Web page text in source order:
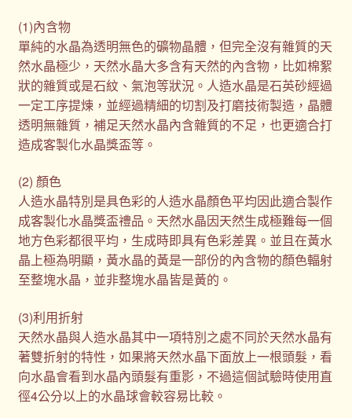
(1)內含物
單純的水晶為透明無色的礦物晶體，但完全沒有雜質的天
然水晶極少，天然水晶大多含有天然的內含物，比如棉絮
狀的雜質或是石紋、氣泡等狀況。人造水晶是石英砂經過
一定工序提煉，並經過精細的切割及打磨技術製造，晶體
透明無雜質，補足天然水晶內含雜質的不足，也更適合打
造成客製化水晶獎盃等。
(2) 顏色
人造水晶特別是具色彩的人造水晶顏色平均因此適合製作
成客製化水晶獎盃禮品。天然水晶因天然生成極難每一個
地方色彩都很平均，生成時即具有色彩差異。並且在黃水
晶上極為明顯，黃水晶的黃是一部份的內含物的顏色輻射
至整塊水晶，並非整塊水晶皆是黃的。
(3)利用折射
天然水晶與人造水晶其中一項特別之處不同於天然水晶有
著雙折射的特性，如果將天然水晶下面放上一根頭髮，看
向水晶會看到水晶內頭髮有重影，不過這個試驗時使用直
徑4公分以上的水晶球會較容易比較。